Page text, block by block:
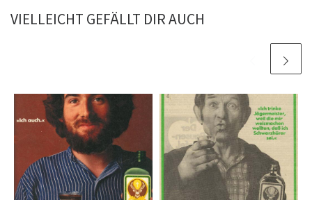
VIELLEICHT GEFÄLLT DIR AUCH